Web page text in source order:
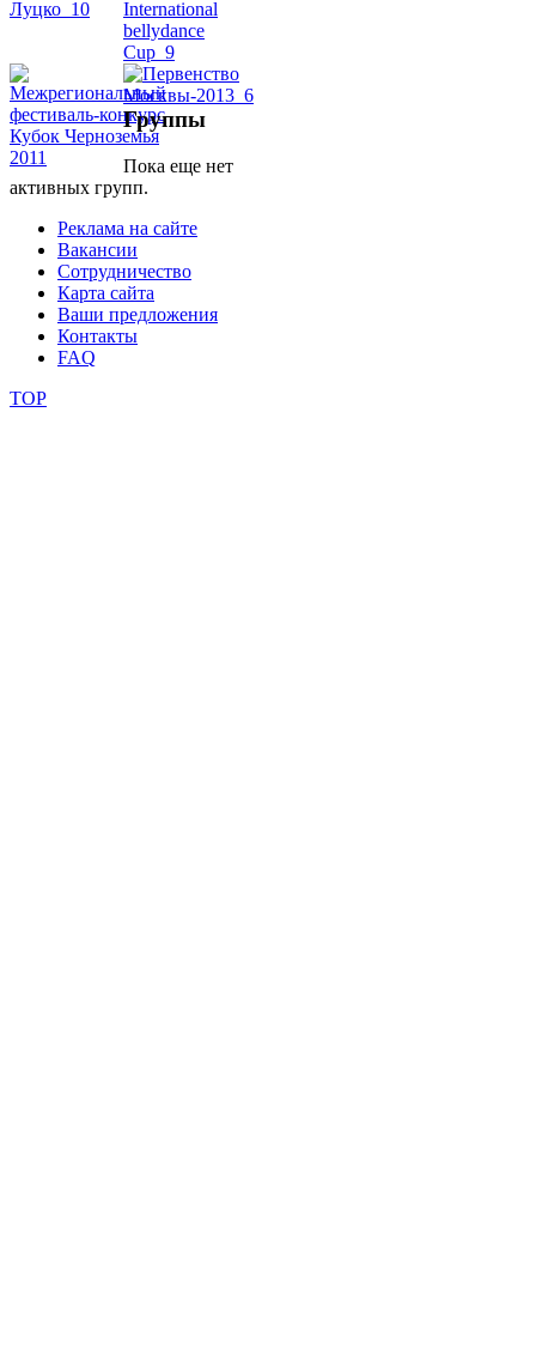
видео
Группы
Пока еще нет
активных групп.
Реклама на сайте
Вакансии
Сотрудничество
Карта сайта
Ваши предложения
Контакты
FAQ
TOP